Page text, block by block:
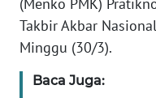
(Menko PMK)
Takbir Akbar
Minggu (30/3).
Baca Juga:
PEDOMAN
MEDIA
SIBER
REDAKSI